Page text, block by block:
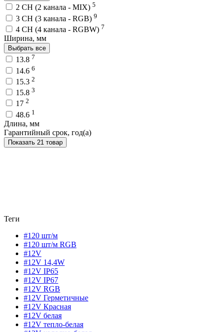
2 CH (2 канала - MIX) 5
3 CH (3 канала - RGB) 9
4 CH (4 канала - RGBW) 7
Ширина, мм
Выбрать все
13.8 7
14.6 6
15.3 2
15.8 3
17 2
48.6 1
Длина, мм
Гарантийный срок, год(а)
Показать 21 товар
Теги
#120 шт/м
#120 шт/м RGB
#12V
#12V 14,4W
#12V IP65
#12V IP67
#12V RGB
#12V Герметичные
#12V Красная
#12V белая
#12V тепло-белая